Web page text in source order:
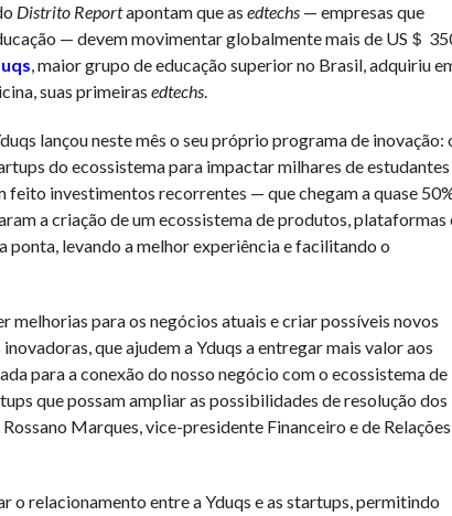
Distrito Reportapontam que as edtechs— empresas que
— devem movimentar globalmente mais de US＄
, maior grupo de educação superior no Brasil, adquiriu
suas primeiras edtechs.
lançou neste mês o seu próprio programa de inovação:
do ecossistema para impactar milhares de estudantes
feito investimentos recorrentes — que chegam a quase
a criação de um ecossistema de produtos, plataformas
ponta, levando a melhor experiência e facilitando o
para os negócios atuais e criar possíveis novos
que ajudem a Yduqs a entregar mais valor aos
para a conexão do nosso negócio com o ecossistema de
que possam ampliar as possibilidades de resolução dos
Marques, vice-presidente Financeiro e de Relações
o relacionamento entre a Yduqs e as startups, permitindo